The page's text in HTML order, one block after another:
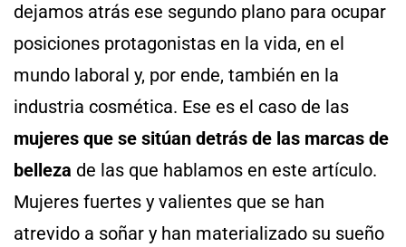
dejamos atrás ese segundo plano para ocupar
posiciones protagonistas en la vida, en el
mundo laboral y, por ende, también en la
industria cosmética. Ese es el caso de las
mujeres que se sitúan detrás de las marcas de
belleza de las que hablamos en este artículo.
Mujeres fuertes y valientes que se han
atrevido a soñar y han materializado su sueño